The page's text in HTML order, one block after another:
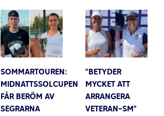
SOMMARTOUREN:
MIDNATTSSOLCUPEN
FÅR BERÖM AV
SEGRARNA
”BETYDER
MYCKET ATT
ARRANGERA
VETERAN-SM”